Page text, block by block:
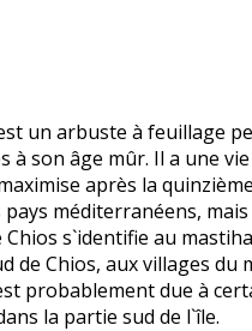
un arbuste à feuillage
son âge mûr. Il a une
après la
méditerranéens,
s`identifie au
de Chios, aux villages du
probablement due à
la partie sud de l`île.